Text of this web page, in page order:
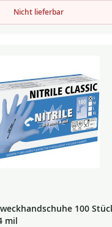
Nicht lieferbar
100
mil